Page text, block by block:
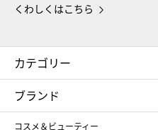
くわしくはこちら
カテゴリー
コスメ＆ビューティー
ギフト
ブランド
コスメ＆ビューティー